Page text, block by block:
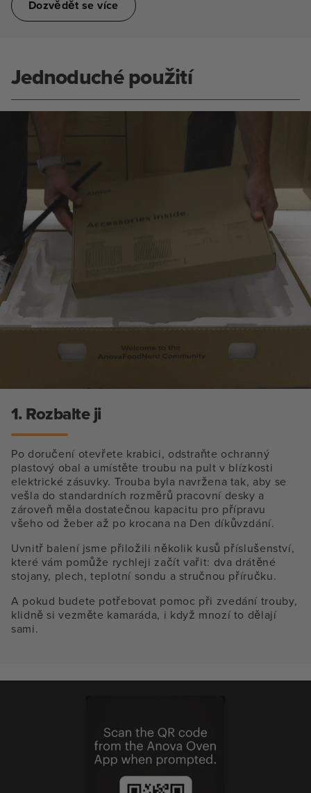
Dozvědět se více
Jednoduché použití
1. Rozbalte ji
Po doručení otevřete krabici, odstraňte ochranný
plastový obal a umístěte troubu na pult v blízkosti
elektrické zásuvky. Trouba byla navržena tak, aby se
vešla do standardních rozměrů pracovní desky a
zároveň měla dostatečnou kapacitu pro přípravu
všeho od žeber až po krocana na Den díkůvzdání.
Uvnitř balení jsme přiložili několik kusů příslušenství,
které vám pomůže rychleji začít vařit: dva drátěné
stojany, plech, teplotní sondu a stručnou příručku.
A pokud budete potřebovat pomoc při zvedání trouby,
klidně si vezměte kamaráda, i když mnozí to dělají
sami.